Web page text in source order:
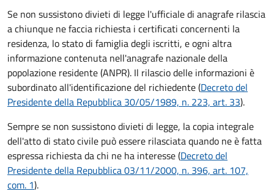
Se non sussistono divieti di legge l'ufficiale di anagrafe rilascia
a chiunque ne faccia richiesta i certificati concernenti la
residenza, lo stato di famiglia degli iscritti, e ogni altra
informazione contenuta nell'anagrafe nazionale della
popolazione residente (ANPR). Il rilascio delle informazioni è
subordinato all'identificazione del richiedente (Decreto del
Presidente della Repubblica 30/05/1989, n. 223, art. 33).
Sempre se non sussistono divieti di legge, la copia integrale
dell'atto di stato civile può essere rilasciata quando ne è fatta
espressa richiesta da chi ne ha interesse (Decreto del
Presidente della Repubblica 03/11/2000, n. 396, art. 107,
com. 1).